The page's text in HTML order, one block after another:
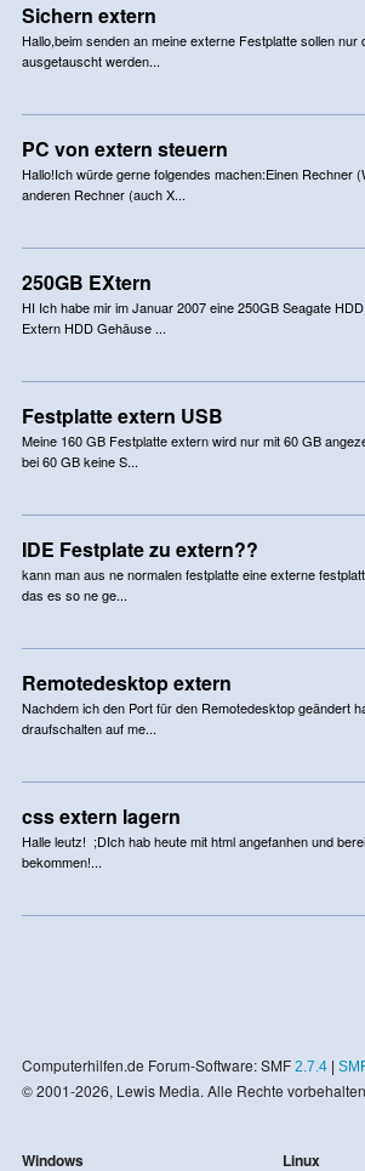
Sichern extern
Hallo,beim senden an meine externe Festplatte sollen nur
ausgetauscht werden...
PC von extern steuern
Hallo!Ich würde gerne folgendes machen:Einen Rechner
anderen Rechner (auch X...
250GB EXtern
HI Ich habe mir im Januar 2007 eine 250GB Seagate
Extern HDD Gehäuse ...
Festplatte extern USB
Meine 160 GB Festplatte extern wird nur mit 60 GB
bei 60 GB keine S...
IDE Festplate zu extern??
kann man aus ne normalen festplatte eine externe
das es so ne ge...
Remotedesktop extern
Nachdem ich den Port für den Remotedesktop geändert
draufschalten auf me...
css extern lagern
Halle leutz! ;DIch hab heute mit html angefanhen und
bekommen!...
Computerhilfen.de Forum-Software: SMF 2.7.4|
© 2001-2026, Lewis Media. Alle Rechte vorbehalten
Windows Linux